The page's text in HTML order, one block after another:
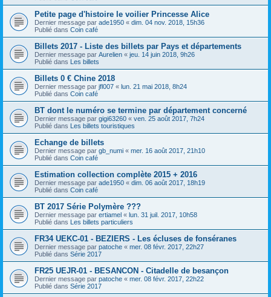
Petite page d'histoire le voilier Princesse Alice
Dernier message par ade1950 « dim. 04 nov. 2018, 15h36
Publié dans Coin café
Billets 2017 - Liste des billets par Pays et départements
Dernier message par Aurelien « jeu. 14 juin 2018, 9h26
Publié dans Les billets
Billets 0 € Chine 2018
Dernier message par jfl007 « lun. 21 mai 2018, 8h24
Publié dans Coin café
BT dont le numéro se termine par département concerné
Dernier message par gigi63260 « ven. 25 août 2017, 7h24
Publié dans Les billets touristiques
Echange de billets
Dernier message par gb_numi « mer. 16 août 2017, 21h10
Publié dans Coin café
Estimation collection complète 2015 + 2016
Dernier message par ade1950 « dim. 06 août 2017, 18h19
Publié dans Coin café
BT 2017 Série Polymère ???
Dernier message par ertiamel « lun. 31 juil. 2017, 10h58
Publié dans Les billets particuliers
FR34 UEKC-01 - BEZIERS - Les écluses de fonséranes
Dernier message par patoche « mer. 08 févr. 2017, 22h27
Publié dans Série 2017
FR25 UEJR-01 - BESANCON - Citadelle de besançon
Dernier message par patoche « mer. 08 févr. 2017, 22h22
Publié dans Série 2017